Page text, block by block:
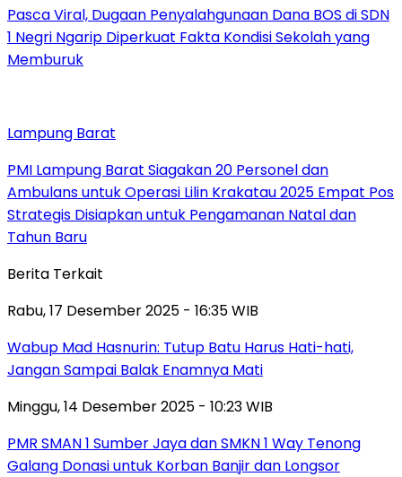
Pasca Viral, Dugaan Penyalahgunaan Dana BOS di SDN
1 Negri Ngarip Diperkuat Fakta Kondisi Sekolah yang
Memburuk
Lampung Barat
PMI Lampung Barat Siagakan 20 Personel dan
Ambulans untuk Operasi Lilin Krakatau 2025 Empat Pos
Strategis Disiapkan untuk Pengamanan Natal dan
Tahun Baru
Berita Terkait
Rabu, 17 Desember 2025 - 16:35 WIB
Wabup Mad Hasnurin: Tutup Batu Harus Hati-hati,
Jangan Sampai Balak Enamnya Mati
Minggu, 14 Desember 2025 - 10:23 WIB
PMR SMAN 1 Sumber Jaya dan SMKN 1 Way Tenong
Galang Donasi untuk Korban Banjir dan Longsor